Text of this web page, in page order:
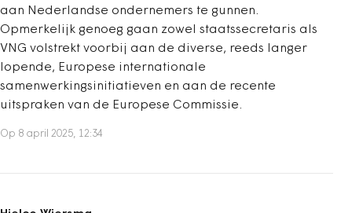
aan Nederlandse ondernemers te gunnen.
Opmerkelijk genoeg gaan zowel staatssecretaris als
VNG volstrekt voorbij aan de diverse, reeds langer
lopende, Europese internationale
samenwerkingsinitiatieven en aan de recente
uitspraken van de Europese Commissie.
Op 8 april 2025, 12:34